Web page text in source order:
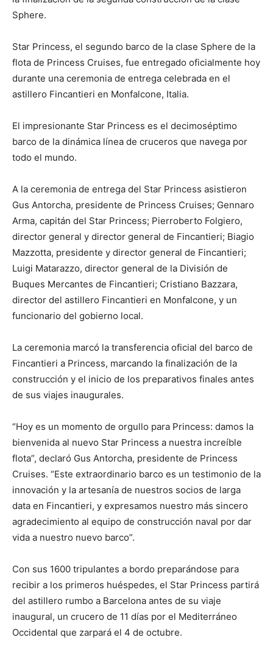
Sphere.
Star Princess, el segundo barco de la clase Sphere de la
flota de Princess Cruises, fue entregado oficialmente hoy
durante una ceremonia de entrega celebrada en el
astillero Fincantieri en Monfalcone, Italia.
El impresionante Star Princess es el decimoséptimo
barco de la dinámica línea de cruceros que navega por
todo el mundo.
A la ceremonia de entrega del Star Princess asistieron
Gus Antorcha, presidente de Princess Cruises; Gennaro
Arma, capitán del Star Princess; Pierroberto Folgiero,
director general y director general de Fincantieri; Biagio
Mazzotta, presidente y director general de Fincantieri;
Luigi Matarazzo, director general de la División de
Buques Mercantes de Fincantieri; Cristiano Bazzara,
director del astillero Fincantieri en Monfalcone, y un
funcionario del gobierno local.
La ceremonia marcó la transferencia oficial del barco de
Fincantieri a Princess, marcando la finalización de la
construcción y el inicio de los preparativos finales antes
de sus viajes inaugurales.
“Hoy es un momento de orgullo para Princess: damos la
bienvenida al nuevo Star Princess a nuestra increíble
flota”, declaró Gus Antorcha, presidente de Princess
Cruises. “Este extraordinario barco es un testimonio de la
innovación y la artesanía de nuestros socios de larga
data en Fincantieri, y expresamos nuestro más sincero
agradecimiento al equipo de construcción naval por dar
vida a nuestro nuevo barco”.
Con sus 1600 tripulantes a bordo preparándose para
recibir a los primeros huéspedes, el Star Princess partirá
del astillero rumbo a Barcelona antes de su viaje
inaugural, un crucero de 11 días por el Mediterráneo
Occidental que zarpará el 4 de octubre.